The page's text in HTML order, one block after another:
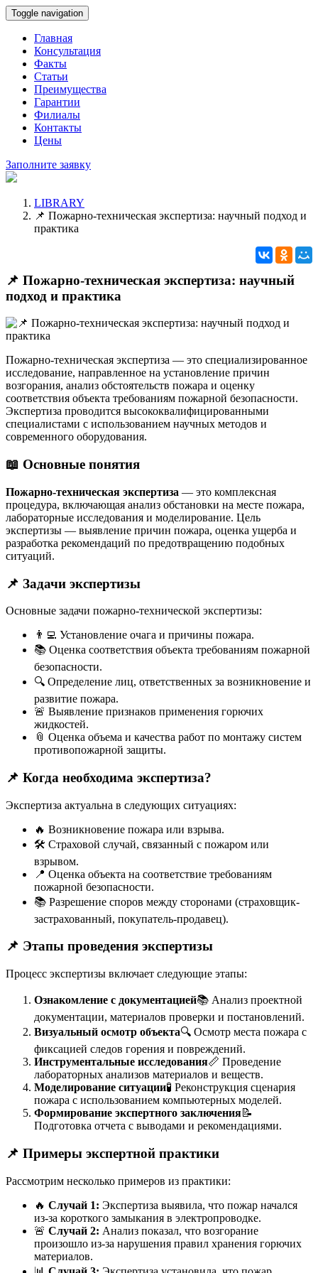
Toggle navigation
Главная
Консультация
Факты
Статьи
Преимущества
Гарантии
Филиалы
Контакты
Цены
Заполните заявку
LIBRARY
📌 Пожарно-техническая экспертиза: научный подход и
практика
📌 Пожарно-техническая экспертиза: научный
подход и практика
Пожарно-техническая экспертиза — это специализированное
исследование, направленное на установление причин
возгорания, анализ обстоятельств пожара и оценку
соответствия объекта требованиям пожарной безопасности.
Экспертиза проводится высококвалифицированными
специалистами с использованием научных методов и
современного оборудования.
📖 Основные понятия
Пожарно-техническая экспертиза — это комплексная
процедура, включающая анализ обстановки на месте пожара,
лабораторные исследования и моделирование. Цель
экспертизы — выявление причин пожара, оценка ущерба и
разработка рекомендаций по предотвращению подобных
ситуаций.
📌 Задачи экспертизы
Основные задачи пожарно-технической экспертизы:
👨‍💻 Установление очага и причины пожара.
📚 Оценка соответствия объекта требованиям пожарной
безопасности.
🔍 Определение лиц, ответственных за возникновение и
развитие пожара.
🚨 Выявление признаков применения горючих
жидкостей.
📎 Оценка объема и качества работ по монтажу систем
противопожарной защиты.
📌 Когда необходима экспертиза?
Экспертиза актуальна в следующих ситуациях:
🔥 Возникновение пожара или взрыва.
🛠️ Страховой случай, связанный с пожаром или
взрывом.
📍 Оценка объекта на соответствие требованиям
пожарной безопасности.
📚 Разрешение споров между сторонами (страховщик-
застрахованный, покупатель-продавец).
📌 Этапы проведения экспертизы
Процесс экспертизы включает следующие этапы:
Ознакомление с документацией📚 Анализ проектной
документации, материалов проверки и постановлений.
Визуальный осмотр объекта🔍 Осмотр места пожара с
фиксацией следов горения и повреждений.
Инструментальные исследования📏 Проведение
лабораторных анализов материалов и веществ.
Моделирование ситуации🧪 Реконструкция сценария
пожара с использованием компьютерных моделей.
Формирование экспертного заключения📝
Подготовка отчета с выводами и рекомендациями.
📌 Примеры экспертной практики
Рассмотрим несколько примеров из практики:
🔥 Случай 1: Экспертиза выявила, что пожар начался
из-за короткого замыкания в электропроводке.
🚨 Случай 2: Анализ показал, что возгорание
произошло из-за нарушения правил хранения горючих
материалов.